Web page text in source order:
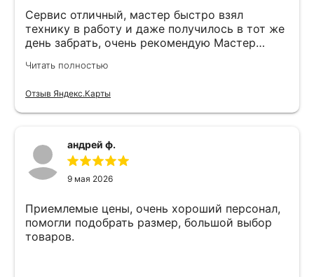
Сервис отличный, мастер быстро взял
технику в работу и даже получилось в тот же
день забрать, очень рекомендую Мастер
Читать полностью
Отзыв Яндекс.Карты
андрей ф.
9 мая 2026
Приемлемые цены, очень хороший персонал,
помогли подобрать размер, большой выбор
товаров.